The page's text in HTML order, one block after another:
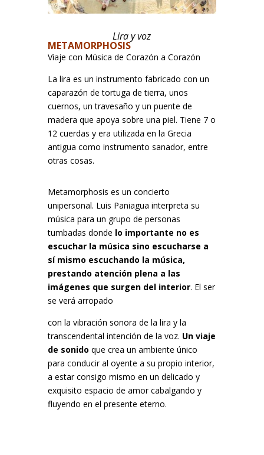
Lira y voz
METAMORPHOSIS
Viaje con Música de Corazón a Corazón
La lira es un instrumento fabricado con un
caparazón de tortuga de tierra, unos
cuernos, un travesaño y un puente de
madera que apoya sobre una piel. Tiene 7 o
12 cuerdas y era utilizada en la Grecia
antigua como instrumento sanador, entre
otras cosas.
Metamorphosis es un concierto
unipersonal. Luis Paniagua interpreta su
música para un grupo de personas
tumbadas donde lo importante no es
escuchar la música sino escucharse a
sí mismo escuchando la música,
prestando atención plena a las
imágenes que surgen del interior. El ser
se verá arropado
con la vibración sonora de la lira y la
transcendental intención de la voz. Un viaje
de sonido que crea un ambiente único
para conducir al oyente a su propio interior,
a estar consigo mismo en un delicado y
exquisito espacio de amor cabalgando y
fluyendo en el presente eterno.